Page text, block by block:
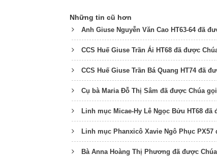
Những tin cũ hơn
Anh Giuse Nguyễn Văn Cao HT63-64 đã
CCS Huế Giuse Trần Ái HT68 đã được
CCS Huế Giuse Trần Bá Quang HT74 đã
Cụ bà Maria Đỗ Thị Sâm đã được Chúa
Linh mục Micae-Hy Lê Ngọc Bửu HT68 đã
Linh mục Phanxicô Xavie Ngô Phục
Bà Anna Hoàng Thị Phương đã được